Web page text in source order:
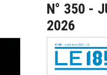
N° 350 -
2026